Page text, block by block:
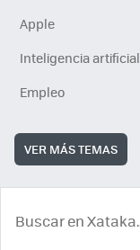
Apple
Inteligencia artificial
Empleo
VER MÁS TEMAS